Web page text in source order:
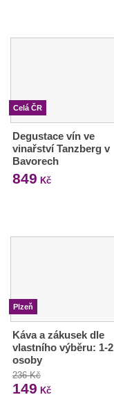
Celá ČR
Degustace vín ve
vinařství Tanzberg v
Bavorech
849 Kč
Plzeň
Káva a zákusek dle
vlastního výběru: 1-2
osoby
236 Kč
149 Kč